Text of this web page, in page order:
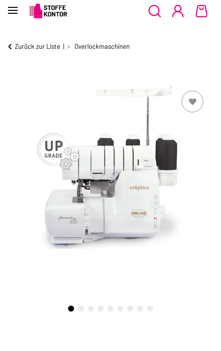
Zurück zur Liste Overlockmaschinen